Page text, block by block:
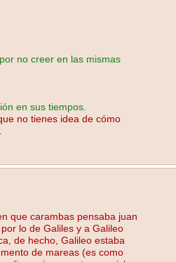
no creer en las mismas
en sus tiempos.
no tienes idea de cómo
que carambas pensaba juan
lo de Galiles y a Galileo
de hecho, Galileo estaba
de mareas (es como